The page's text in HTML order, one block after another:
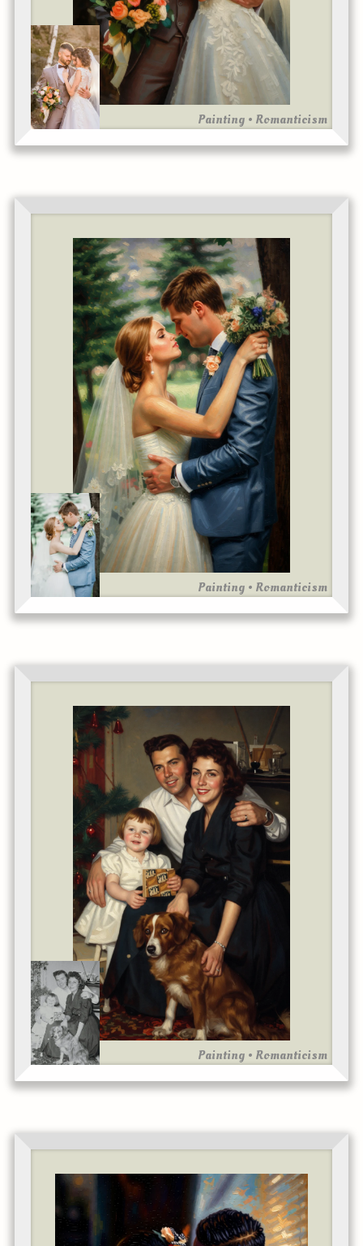
Painting • Romanticism
Painting • Romanticism
Painting • Romanticism